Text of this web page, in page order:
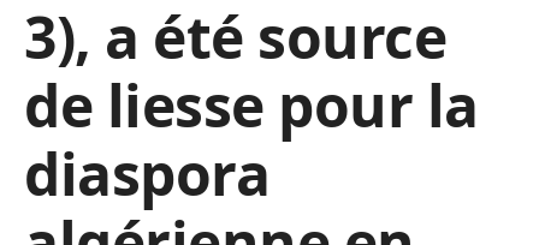
3), a été source
de liesse pour la
diaspora